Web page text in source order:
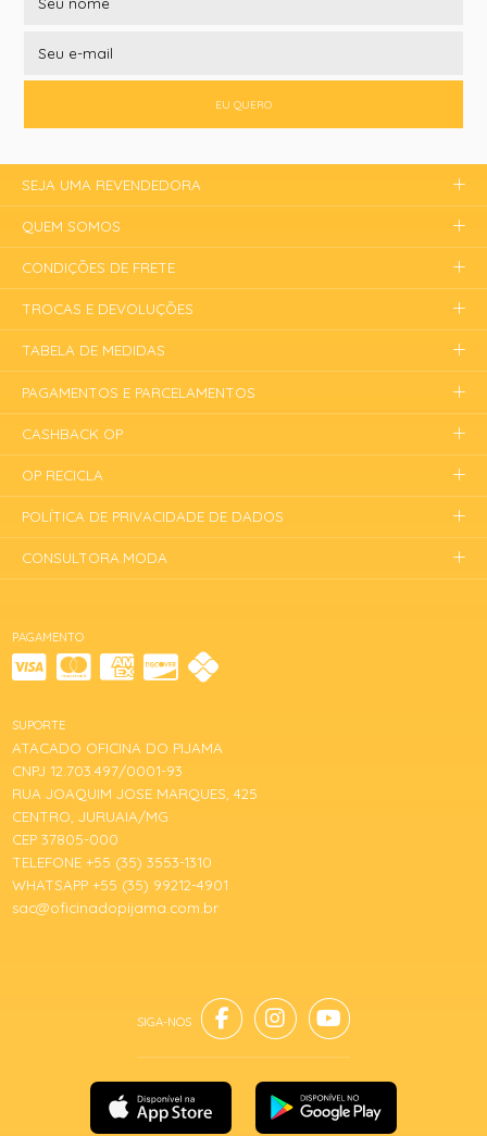
EU QUERO
PAGAMENTO
SUPORTE
ATACADO OFICINA DO PIJAMA
CNPJ 12.703.497/0001-93
RUA JOAQUIM JOSE MARQUES, 425
CENTRO, JURUAIA/MG
CEP 37805-000
TELEFONE +55 (35) 3553-1310
WHATSAPP +55 (35) 99212-4901
sac@oficinadopijama.com.br
SEJA UMA REVENDEDORA
QUEM SOMOS
CONDIÇÕES DE FRETE
TROCAS E DEVOLUÇÕES
TABELA DE MEDIDAS
PAGAMENTOS E PARCELAMENTOS
CASHBACK OP
OP RECICLA
POLÍTICA DE PRIVACIDADE DE DADOS
CONSULTORA.MODA